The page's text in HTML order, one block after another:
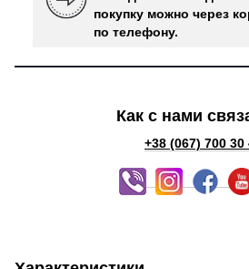
покупку можно через
по телефону.
Как с нами
+38 (067) 700 30